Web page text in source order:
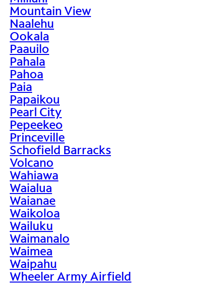
Mountain View
Naalehu
Ookala
Paauilo
Pahala
Pahoa
Paia
Papaikou
Pearl City
Pepeekeo
Princeville
Schofield Barracks
Volcano
Wahiawa
Waialua
Waianae
Waikoloa
Wailuku
Waimanalo
Waimea
Waipahu
Wheeler Army Airfield